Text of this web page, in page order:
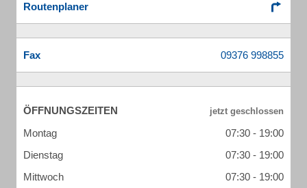
Routenplaner
Fax
ÖFFNUNGSZEITEN
Montag
07:30 - 19:00
Dienstag
07:30 - 19:00
Mittwoch
07:30 - 19:00